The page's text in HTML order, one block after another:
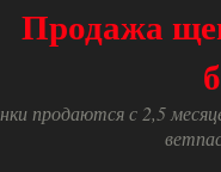
Продажа
продаются с 2,5